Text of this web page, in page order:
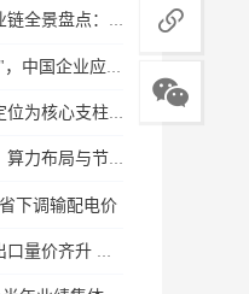
2026上半年全球锂电产业链全景盘点：储能爆发、整车出口高增、材料供需分化
十五五规划将新型储能定位为核心支柱产业
数据中心绿色低碳转型：算力布局与节能技术突破
下调输配电价
2026上半年我国锂电池出口量价齐升 德国成最大市场